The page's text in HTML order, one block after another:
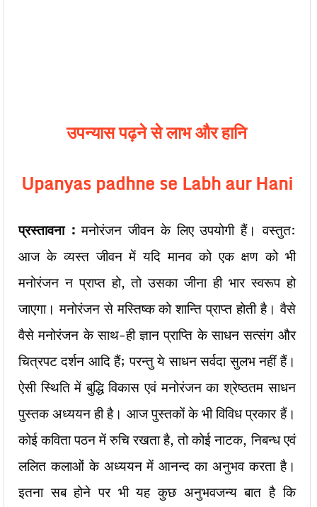
उपन्यास पढ़ने से लाभ और हानि
Upanyas padhne se Labh aur Hani
प्रस्तावना : मनोरंजन जीवन के लिए उपयोगी हैं। वस्तुत:
आज के व्यस्त जीवन में यदि मानव को एक क्षण को भी
मनोरंजन न प्राप्त हो, तो उसका जीना ही भार स्वरूप हो
जाएगा। मनोरंजन से मस्तिष्क को शान्ति प्राप्त होती है। वैसे
वैसे मनोरंजन के साथ-ही ज्ञान प्राप्ति के साधन सत्संग और
चित्रपट दर्शन आदि हैं; परन्तु ये साधन सर्वदा सुलभ नहीं हैं।
ऐसी स्थिति में बुद्धि विकास एवं मनोरंजन का श्रेष्ठतम साधन
पुस्तक अध्ययन ही है। आज पुस्तकों के भी विविध प्रकार हैं।
कोई कविता पठन में रुचि रखता है, तो कोई नाटक, निबन्ध एवं
ललित कलाओं के अध्ययन में आनन्द का अनुभव करता है।
इतना सब होने पर भी यह कुछ अनुभवजन्य बात है कि